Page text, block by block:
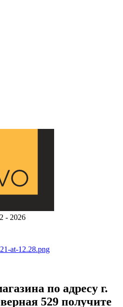
- 2026
по адресу г.
529 получите